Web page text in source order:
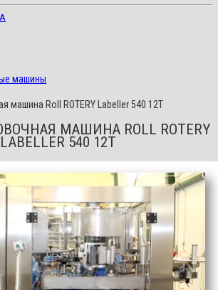
машины
машина Roll ROTERY Labeller 540 12T
МАШИНА ROLL ROTERY
LABELLER 540 12T